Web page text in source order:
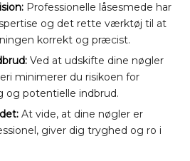
Professionelle låsesmede har
og det rette værktøj til at
korrekt og præcist.
Ved at udskifte dine nøgler
minimerer du risikoen for
og potentielle indbrud.
At vide, at dine nøgler er
giver dig tryghed og ro i